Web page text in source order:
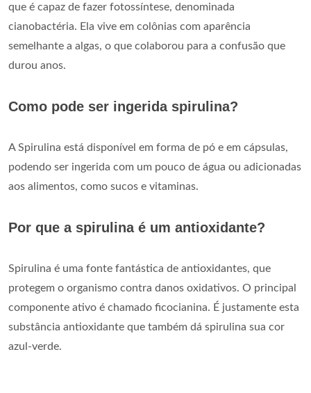
que é capaz de fazer fotossíntese, denominada
cianobactéria. Ela vive em colônias com aparência
semelhante a algas, o que colaborou para a confusão que
durou anos.
Como pode ser ingerida spirulina?
A Spirulina está disponível em forma de pó e em cápsulas,
podendo ser ingerida com um pouco de água ou adicionadas
aos alimentos, como sucos e vitaminas.
Por que a spirulina é um antioxidante?
Spirulina é uma fonte fantástica de antioxidantes, que
protegem o organismo contra danos oxidativos. O principal
componente ativo é chamado ficocianina. É justamente esta
substância antioxidante que também dá spirulina sua cor
azul-verde.